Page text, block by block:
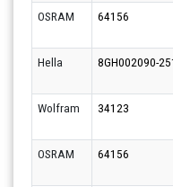
OSRAM
64156
Hella
8GH002090-
Wolfram 34123
OSRAM
64156